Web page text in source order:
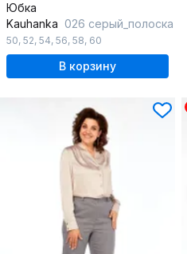
Юбка
Kauhanka 026 серый_полоска
50, 52, 54, 56, 58, 60
В корзину